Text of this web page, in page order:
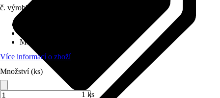
č. výrobku
Možnost upevnění
Více informací o zboží
Množství (ks)
1 ks